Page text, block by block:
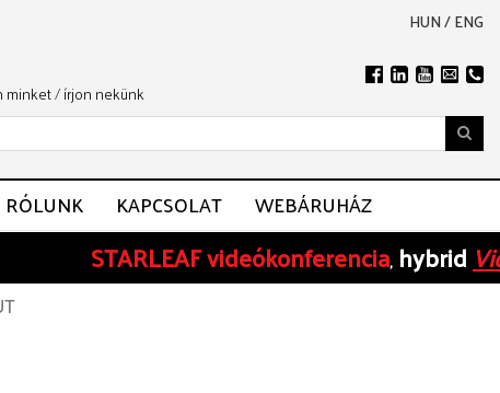
HUN/ENG
minket/írjon nekünk
RÓLUNK KAPCSOLAT WEBÁRUHÁZ
STARLEAFvideókonferencia,hybrid